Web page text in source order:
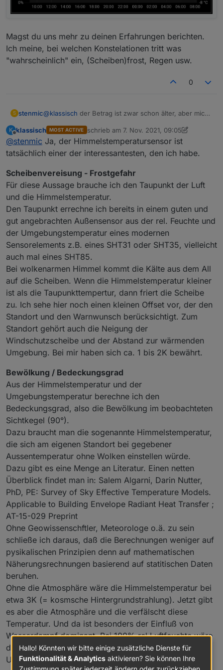
Magst du uns mehr zu deinen Erfahrungen berichten.
Ich meine, bei welchen Konstelationen tritt was
"wahrscheinlich" ein, (Scheiben)frost, Regen usw.
0
S stenmic@klassisch der Betrag ist zwar schon älter, aber mich
Der Sensor ist montiert und liefert schon mal Werte.
Magst du uns mehr zu deinen Erfahrungen berichten.
Ich meine, bei welchen Konstelationen tritt was
"wahrscheinlich" ein, (Scheiben)frost, Regen usw.
K
Offline
klassisch MOST ACTIVE schrieb am 7. Nov. 2021, 09:05
zuletzt editiert von klassisch11. Juli 2021,
@stenmic Ja, der Himmelstemperatursensor ist
tatsächlich einer der interessantesten, den ich habe.
Scheibenvereisung - Frostgefahr
Für diese Aussage brauche ich den Taupunkt der Luft
und die Himmelstemperatur.
Den Taupunkt errechne ich bereits in einem guten und
gut angebrachten Außensensor aus der rel. Feuchte und
der Umgebungstemperatur eines modernen
Sensorelements z.B. eines SHT31 oder SHT35, vielleicht
auch mal eines SHT85.
Bei wolkenarmen Himmel kommt die Kälte aus dem All
auf die Scheiben. Wenn die Himmelstemperatur kleiner
ist als die Taupunkttempertur, dann friert die Scheibe
zu. Ich sehe hier noch einen kleinen Offset vor, der den
Standort und den Warnwunsch berücksichtigt. Zum
Standort gehört auch die Neigung der
Windschutzscheibe und der Abstand zur wärmenden
Umgebung. Bei mir haben sich ca. 1 bis 2K bewährt.
Bewölkung / Bedeckungsgrad
Aus der Himmelstemperatur und der
Umgebungstemperatur berechne ich den
Bedeckungsgrad, also die Bewölkung im beobachteten
Sichtkegel (90°).
Dazu braucht man die sogenannte Himmelstemperatur,
die sich am eigenen Standort bei gegebener
Aussentemperatur ohne Wolken einstellen würde.
Dazu gibt es eine Menge an Literatur. Einen netten
Überblick findet man in: Salem Algarni, Darin Nutter,
PhD, PE: Survey of Sky Effective Temperature Models.
Applicable to Building Envelope Radiant Heat Transfer ;
AT-15-029 Preprint
Ohne Geowissenschftler, Meteorologe o.ä. zu sein
schließe ich daraus, daß die Berechnungen weniger auf
pysikalischen Prinzipien denn auf mathematischen
Näherungsrechnungen basierend auf statitischen Daten
beruhen.
Ohne die Atmosphäre wäre die Himmelstemperatur bei
etwa 3K (= kosmsche Hintergrundstrahlung). Jetzt gibt
es aber die Atmosphäre und die verfälscht diese
Temperatur. Und da ist besonders der Einfluß von
Wasserdampf dominant. Bei 100% rel Luftfeuchte wäre
die Himmelstemperatur gleich der
Umgebungstemperatur. Damit haben wir schon mal
Hallo! Könnten wir bitte einige zusätzliche Dienste für
Funktionalität & Analytics aktivieren? Sie können Ihre